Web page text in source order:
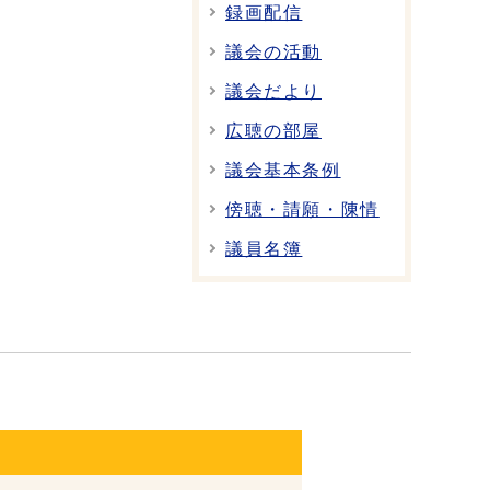
録画配信
議会の活動
議会だより
広聴の部屋
議会基本条例
傍聴・請願・陳情
議員名簿